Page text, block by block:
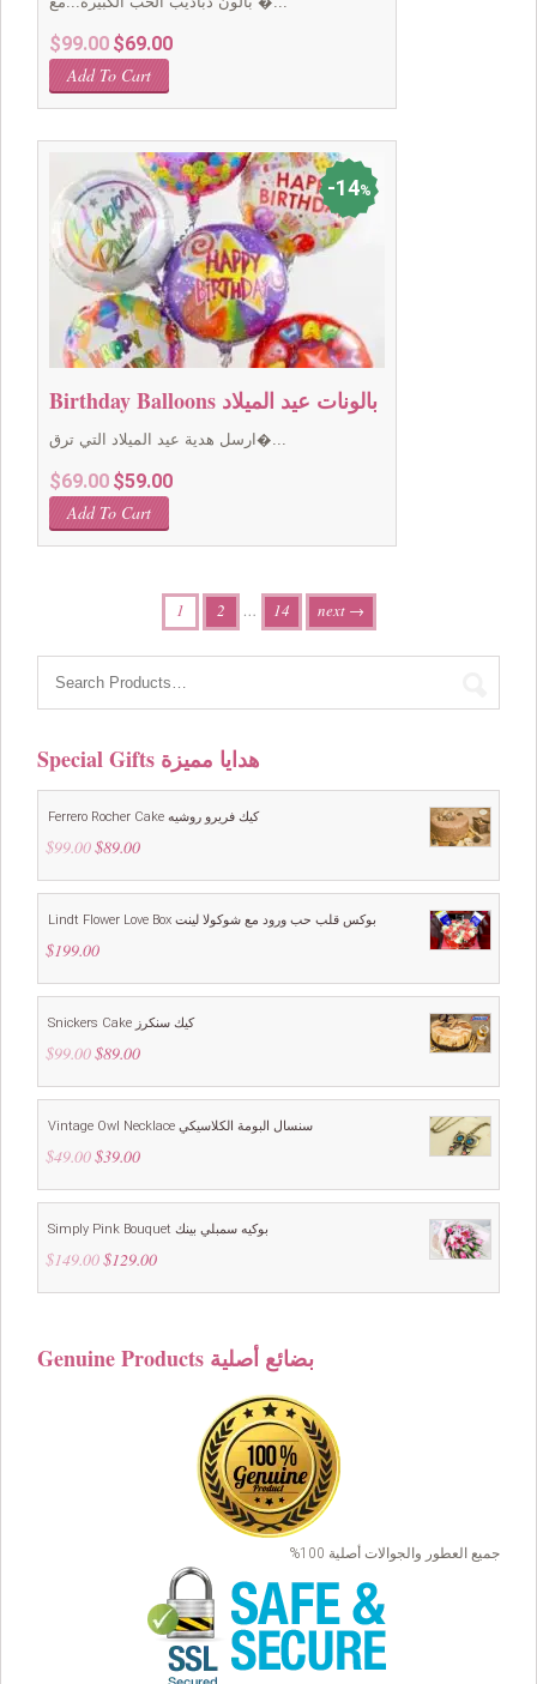
$99.00 Original
price
was:
$69.00Current
Add To Cart
14%
Birthday Balloons بالونات عيد الميلاد
ارسل هدية عيد الميلاد التي ترق�...
$69.00 Original
price
was:
$59.00Current
Add To Cart
1 2 … 14 next →
Special Gifts هدايا مميزة
Ferrero Rocher Cake كيك فريرو روشيه
$99.00 Original
was:
$89.00Current
is:
Lindt Flower Love Box بوكس قلب حب ورود مع شوكولا لينت
$199.00
Snickers Cake كيك سنكرز
$99.00 Original
was:
$89.00Current
is:
Vintage Owl Necklace سنسال البومة الكلاسيكي
$49.00 Original
was:
$39.00Current
is:
Simply Pink Bouquet بوكيه سمبلي بينك
$149.00 Original
was:
$129.00Current
is:
Genuine Products بضائع أصلية
جميع العطور والجوالات أصلية 100%